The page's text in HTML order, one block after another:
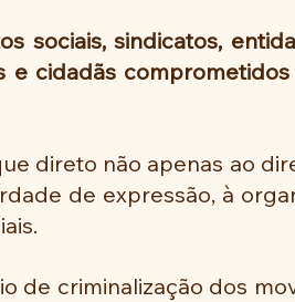
sociais, sindicatos,
e cidadãs
direto não apenas ao
de expressão, à